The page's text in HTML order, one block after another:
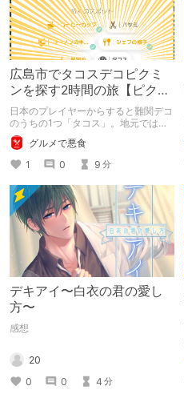
広島市でタコスデコピクミ
ンを探す2時間の旅【ピクミ
ンブルーム / Pikmin
Bloom】
日本のプレイヤーからすると難関デコ
のうちの1つ「タコス」。地元では見
つけられなかった男が広島で探す旅を
お送りします。ねくすと5月のテーマ
「お出かけの記録」。
グルメで悪食
1
0 9 分
デキアイ〜白衣の君の愛し
方〜
感想
20
0
0 4 分